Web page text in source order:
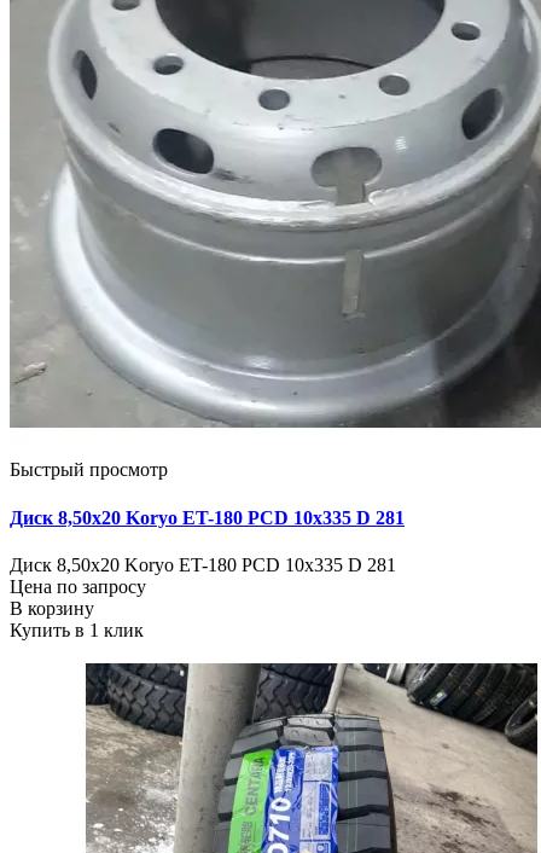
Быстрый просмотр
Диск 8,50х20 Koryo ET-180 PCD 10x335 D 281
Диск 8,50х20 Koryo ET-180 PCD 10x335 D 281
Цена по запросу
В корзину
Купить в 1 клик